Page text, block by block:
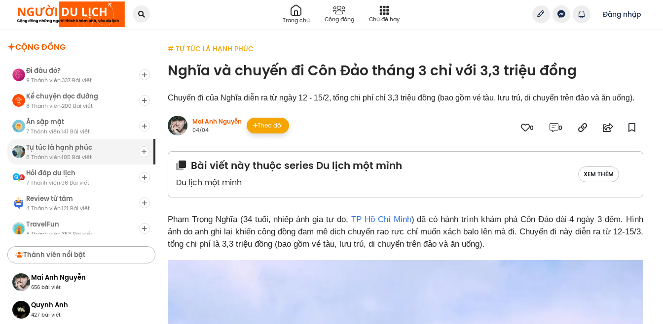
Trang chủ Cộng đồng Chủ đề hay
Đăng nhập
CỘNG ĐỒNG
Đi đâu đó?
9 Thành viên·337 Bài viết
Kể chuyện dọc đường
8 Thành viên·200 Bài viết
Ăn sập mặt
7 Thành viên·141 Bài viết
Tự túc là hạnh phúc
8 Thành viên·105 Bài viết
Hỏi đáp du lịch
7 Thành viên·96 Bài viết
Review từ tâm
4 Thành viên·121 Bài viết
TravelFun
8 Thành viên353 Bài viết
Chợ Du Lịch
8 Thành viên 0 Bài viết
Thành viên nổi bật
Mai Anh Nguyễn
656 bài viết
Quynh Anh
427 bài viết
# TỰ TÚC LÀ HẠNH PHÚC
Nghĩa và chuyến đi Côn Đảo tháng 3 chỉ với 3,3 triệu đồng
Chuyến đi của Nghĩa diễn ra từ ngày 12 - 15/2, tổng chi phí chỉ 3,3 triệu đồng (bao gồm vé tàu, lưu trú, di chuyển trên đảo và ăn uống).
Mai Anh Nguyễn
04/04
Theo dõi 0 0
Bài viết này thuộc series Du lịch một mình
Du lịch một mình
XEM THÊM
Phạm Trọng Nghĩa (34 tuổi, nhiếp ảnh gia tự do, TP Hồ Chí Minh) đã có hành trình khám phá Côn Đảo dài 4 ngày 3 đêm. Hình
ảnh do anh ghi lại khiến cộng đồng đam mê dịch chuyển rạo rực chỉ muốn xách balo lên mà đi. Chuyến đi này diễn ra từ 12-15/3,
tổng chi phí là 3,3 triệu đồng (bao gồm vé tàu, lưu trú, di chuyển trên đảo và ăn uống).